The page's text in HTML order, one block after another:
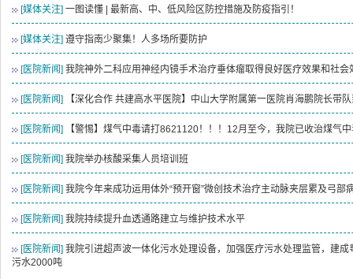
2026-07-31 大咖云集探内科前沿！首届榕江医学
2026-07-31 以学术聚合力 | 运动健康分论坛助
[媒体关注] 一图读懂 | 最新高、中、低风险区防控措施及防疫指引！
[媒体关注] 遵守指南少聚集！人多场所要防护
[医院新闻] 我院神外二科应用神经内镜手术治疗垂体瘤取得良好医疗效果和社会
[医院新闻] 【深化合作 共建高水平医院】中山大学附属第一医院肖海鹏院长带
[医院新闻] 【警惕】煤气中毒请打8621120！！！12月至今，我院已收治煤气
[医院新闻] 我院举办核酸采集人员培训班
[医院新闻] 我院今年来成功运用体外“预开窗”微创技术治疗主动脉夹层累及弓部
[医院新闻] 我院持续提升血透通路建立与维护技术水平
[医院新闻] 我院引进超声波一体化污水处理设备，加强医疗污水处理监管，建
污水2000吨